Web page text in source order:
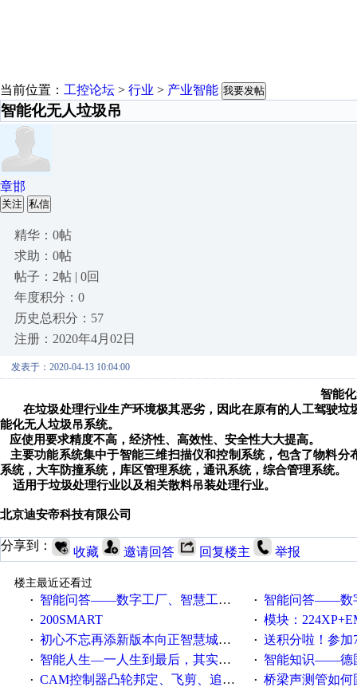
当前位置： 工控论坛 > 行业 > 产业智能 我要发帖
智能化无人垃圾吊
章邯
关注 私信
精华：0帖
求助：0帖
帖子：2帖 | 0回
年度积分：0
历史总积分：57
注册：2020年4月02日
发表于：2020-04-13 10:04:00
智能
在垃圾处理行业生产环境极其恶劣，因此在原有的人工驾驶
能化无人垃圾吊系统。
应使用要求精度不高，经济性、高效性、安全性大大提高。
主要功能系统集中于智能三维扫描仪和控制系统，包含了物料分
系统，大车防撞系统，库区管理系统，通讯系统，综合管理系统。
适用于垃圾处理行业以及相关散料吊装处理行业。
北京迪安帝科技有限公司
分享到： 收藏 邀请回答 回复楼主 举报
楼主最近还看过
·
智能问答——数字工厂、智慧工厂和智能制造三者的区别是什么？ · 智能问答——数字化工厂与
· 200SMART · 模块：
· 初心不忘再添新版本向正智慧城市云展厅3.0版亮相 · 送积分啦！参加7月6日
· 智能人生—一人生到最后，其实拼的都是人品 · 智能知识——德国工业崛起
· CAM控制器凸轮邦定、飞剪、追剪等C功能块 · 桥梁声测管如何固